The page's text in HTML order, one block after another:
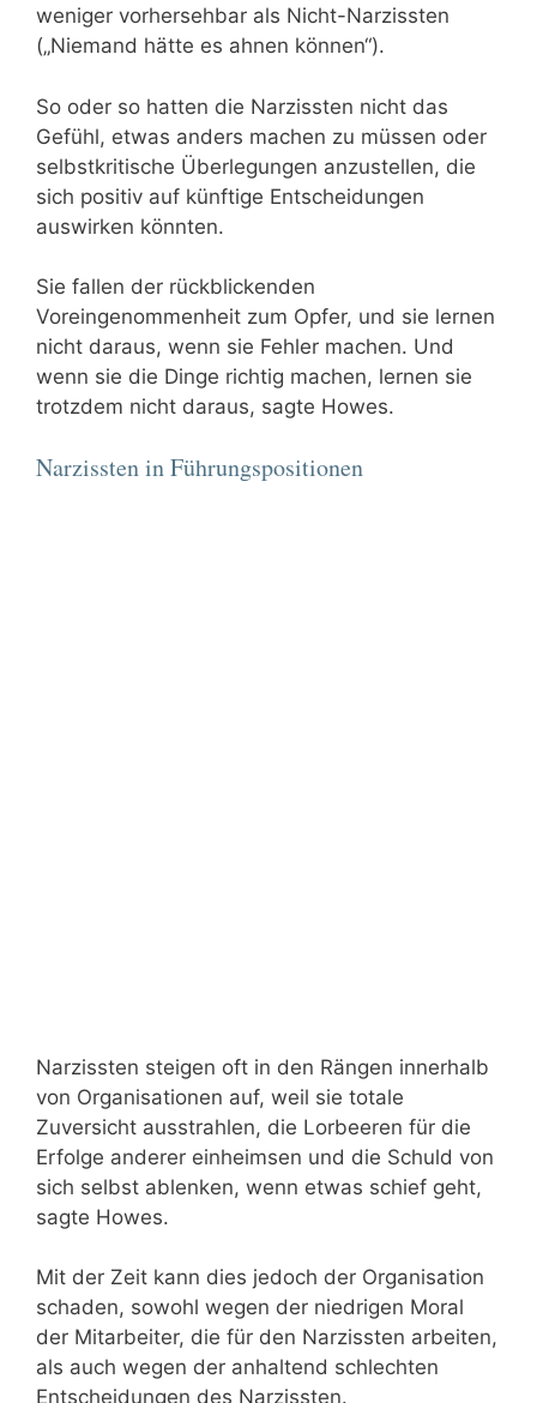
weniger vorhersehbar als Nicht-Narzissten
(„Niemand hätte es ahnen können“).
So oder so hatten die Narzissten nicht das
Gefühl, etwas anders machen zu müssen oder
selbstkritische Überlegungen anzustellen, die
sich positiv auf künftige Entscheidungen
auswirken könnten.
Sie fallen der rückblickenden
Voreingenommenheit zum Opfer, und sie lernen
nicht daraus, wenn sie Fehler machen. Und
wenn sie die Dinge richtig machen, lernen sie
trotzdem nicht daraus, sagte Howes.
Narzissten in Führungspositionen
Narzissten steigen oft in den Rängen innerhalb
von Organisationen auf, weil sie totale
Zuversicht ausstrahlen, die Lorbeeren für die
Erfolge anderer einheimsen und die Schuld von
sich selbst ablenken, wenn etwas schief geht,
sagte Howes.
Mit der Zeit kann dies jedoch der Organisation
schaden, sowohl wegen der niedrigen Moral
der Mitarbeiter, die für den Narzissten arbeiten,
als auch wegen der anhaltend schlechten
Entscheidungen des Narzissten.